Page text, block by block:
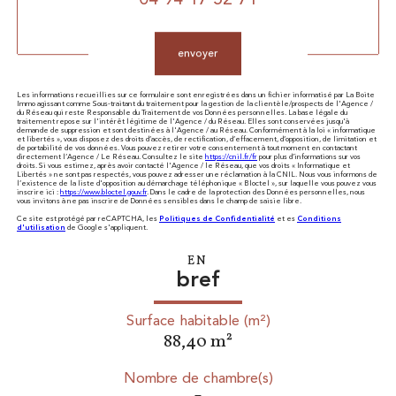
envoyer
Les informations recueillies sur ce formulaire sont enregistrées dans un fichier informatisé par La Boite
Immo agissant comme Sous-traitant du traitement pour la gestion de la clientèle/prospects de l'Agence /
du Réseau qui reste Responsable du Traitement de vos Données personnelles. La base légale du
traitement repose sur l'intérêt légitime de l'Agence / du Réseau. Elles sont conservées jusqu'à
demande de suppression et sont destinées à l'Agence / au Réseau. Conformément à la loi « informatique
et libertés », vous disposez des droits d’accès, de rectification, d’effacement, d’opposition, de limitation et
de portabilité de vos données. Vous pouvez retirer votre consentement à tout moment en contactant
directement l’Agence / Le Réseau. Consultez le site https://cnil.fr/fr pour plus d’informations sur vos
droits. Si vous estimez, après avoir contacté l'Agence / le Réseau, que vos droits « Informatique et
Libertés » ne sont pas respectés, vous pouvez adresser une réclamation à la CNIL. Nous vous informons de
l’existence de la liste d'opposition au démarchage téléphonique « Bloctel », sur laquelle vous pouvez vous
inscrire ici : https://www.bloctel.gouv.fr. Dans le cadre de la protection des Données personnelles, nous
vous invitons à ne pas inscrire de Données sensibles dans le champ de saisie libre.
Ce site est protégé par reCAPTCHA, les Politiques de Confidentialité et es Conditions
d'utilisation de Google s'appliquent.
EN
bref
Surface habitable (m²)
88,40 m²
Nombre de chambre(s)